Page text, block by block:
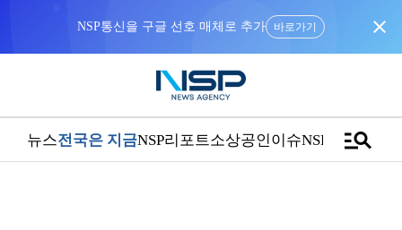
NSP통신을 구글 선호 매체로 추가 바로가기 close
뉴스전국은 지금NSP리포트소상공인이슈NSPTVmanage_search